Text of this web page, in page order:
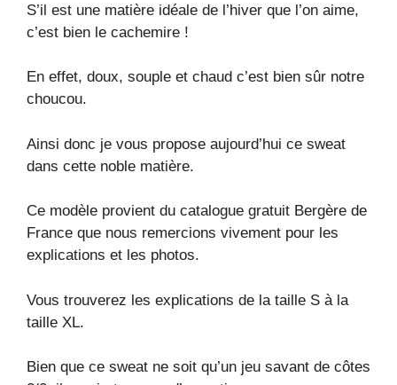
S’il est une matière idéale de l’hiver que l’on aime,
c’est bien le cachemire !
En effet, doux, souple et chaud c’est bien sûr notre
choucou.
Ainsi donc je vous propose aujourd’hui ce sweat
dans cette noble matière.
Ce modèle provient du catalogue gratuit Bergère de
France que nous remercions vivement pour les
explications et les photos.
Vous trouverez les explications de la taille S à la
taille XL.
Bien que ce sweat ne soit qu’un jeu savant de côtes